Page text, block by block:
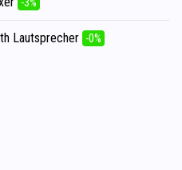
Lautsprecher -0%